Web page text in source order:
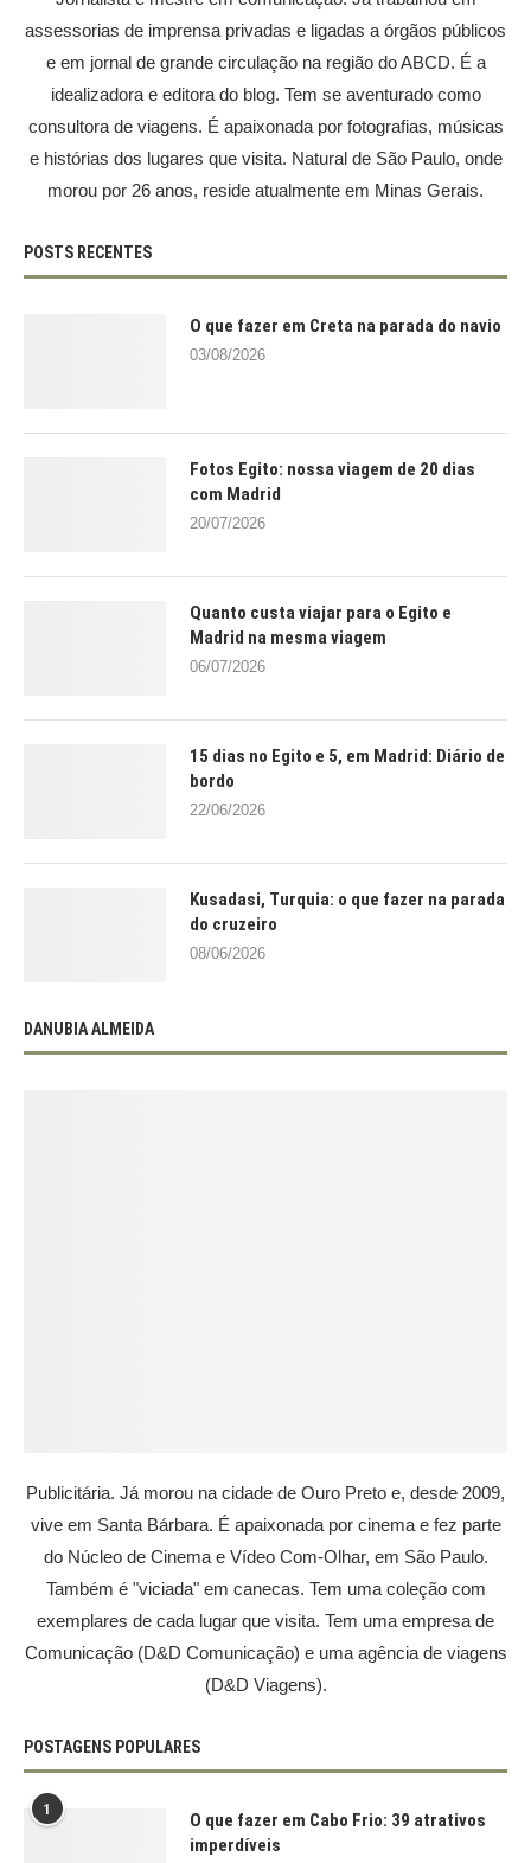
assessorias de imprensa privadas e ligadas a órgãos públicos
e em jornal de grande circulação na região do ABCD. É a
idealizadora e editora do blog. Tem se aventurado como
consultora de viagens. É apaixonada por fotografias, músicas
e histórias dos lugares que visita. Natural de São Paulo, onde
morou por 26 anos, reside atualmente em Minas Gerais.
POSTS RECENTES
O que fazer em Creta na parada do navio
03/08/2026
Fotos Egito: nossa viagem de 20 dias
com Madrid
20/07/2026
Quanto custa viajar para o Egito e
Madrid na mesma viagem
06/07/2026
15 dias no Egito e 5, em Madrid: Diário de
bordo
22/06/2026
Kusadasi, Turquia: o que fazer na parada
do cruzeiro
08/06/2026
DANUBIA ALMEIDA
Publicitária. Já morou na cidade de Ouro Preto e, desde 2009,
vive em Santa Bárbara. É apaixonada por cinema e fez parte
do Núcleo de Cinema e Vídeo Com-Olhar, em São Paulo.
Também é "viciada" em canecas. Tem uma coleção com
exemplares de cada lugar que visita. Tem uma empresa de
Comunicação (D&D Comunicação) e uma agência de viagens
(D&D Viagens).
POSTAGENS POPULARES
1
O que fazer em Cabo Frio: 39 atrativos
imperdíveis